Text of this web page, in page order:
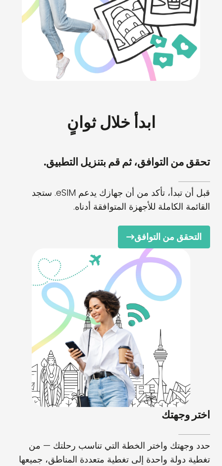
ابدأ خلال ثوانٍ
تحقق من التوافق، ثم قم بتنزيل التطبيق.
قبل أن تبدأ، تأكد من أن جهازك يدعم eSIM. ستجد
القائمة الكاملة للأجهزة المتوافقة أدناه.
التحقق من التوافق
اختر وجهتك
حدد وجهتك واختر الخطة التي تناسب رحلتك — من
تغطية دولة واحدة إلى تغطية متعددة المناطق، جميعها